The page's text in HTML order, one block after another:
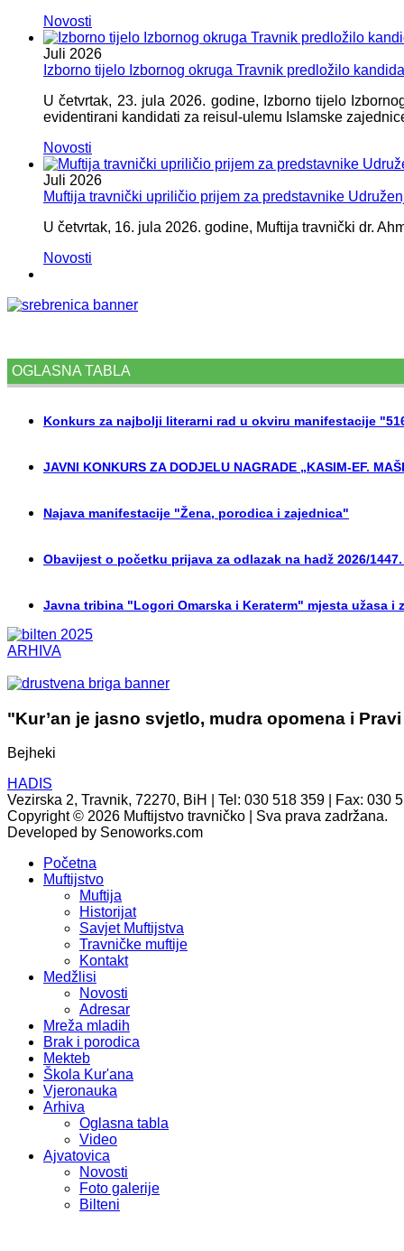
Novosti
Juli 2026
Izborno tijelo Izbornog okruga Travnik predložilo
U četvrtak, 23. jula 2026. godine, Izborno tijelo
evidentirani kandidati za reisul-ulemu Islamske
Novosti
Juli 2026
Muftija travnički upriličio prijem za predstavnike
U četvrtak, 16. jula 2026. godine, Muftija travnički dr.
Novosti
OGLASNA TABLA
Konkurs za najbolji literarni rad u okviru manifestacije
JAVNI KONKURS ZA DODJELU NAGRADE „KASIM-EF.
Najava manifestacije "Žena, porodica i zajednica"
Obavijest o početku prijava za odlazak na hadž 2026/
Javna tribina "Logori Omarska i Keraterm" mjesta užasa i
ARHIVA
"Kur’an je jasno svjetlo, mudra opomena i
Bejheki
HADIS
Vezirska 2, Travnik, 72270, BiH | Tel: 030 518 359 | Fax: 030
Copyright © 2026 Muftijstvo travničko | Sva prava zadržana.
Developed by Senoworks.com
Početna
Muftijstvo
Muftija
Historijat
Savjet Muftijstva
Travničke muftije
Kontakt
Medžlisi
Novosti
Adresar
Mreža mladih
Brak i porodica
Mekteb
Škola Kur'ana
Vjeronauka
Arhiva
Oglasna tabla
Video
Ajvatovica
Novosti
Foto galerije
Bilteni